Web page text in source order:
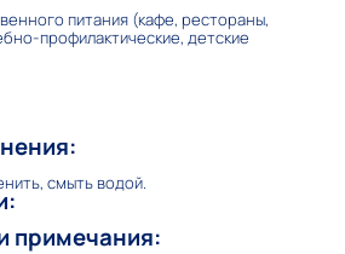
питания (кафе, рестораны,
профилактические, детские
смыть водой.
примечания: